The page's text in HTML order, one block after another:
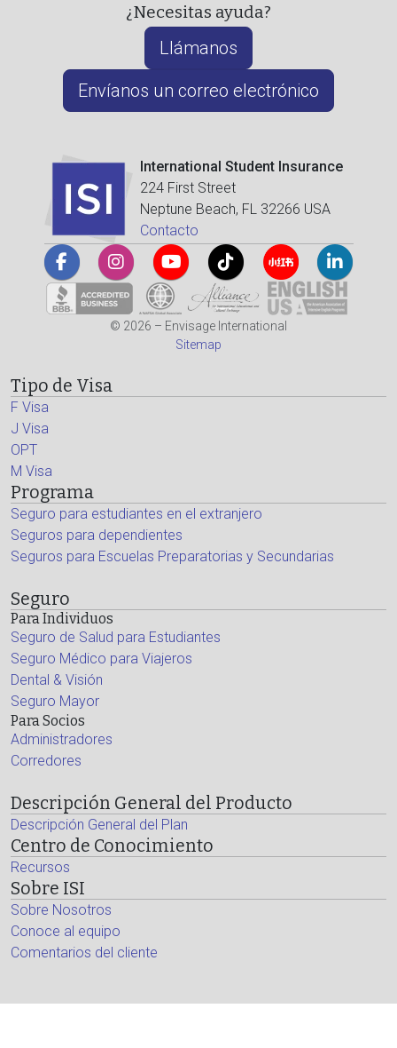
¿Necesitas ayuda?
Llámanos
Envíanos un correo electrónico
International Student Insurance
224 First Street
Neptune Beach, FL 32266 USA
Contacto
© 2026 – Envisage International
Sitemap
Tipo de Visa
F Visa
J Visa
OPT
M Visa
Programa
Seguro para estudiantes en el extranjero
Seguros para dependientes
Seguros para Escuelas Preparatorias y Secundarias
Seguro
Para Individuos
Seguro de Salud para Estudiantes
Seguro Médico para Viajeros
Dental & Visión
Seguro Mayor
Para Socios
Administradores
Corredores
Descripción General del Producto
Descripción General del Plan
Centro de Conocimiento
Recursos
Sobre ISI
Sobre Nosotros
Conoce al equipo
Comentarios del cliente